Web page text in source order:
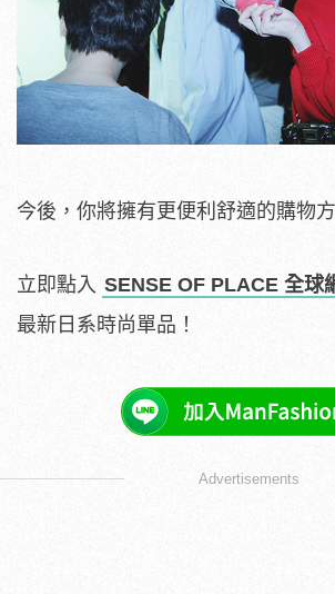
今後，你將擁有更便利舒適的購物方
立即點入 SENSE OF PLACE 全球
最新日系時尚單品！
Advertisements